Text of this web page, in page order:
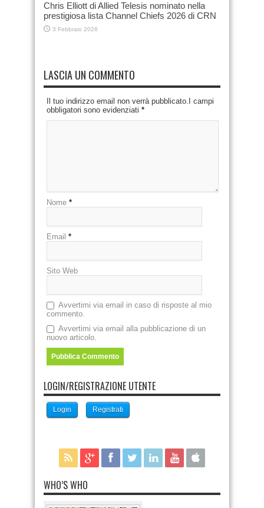
Chris Elliott di Allied Telesis nominato nella
prestigiosa lista Channel Chiefs 2026 di CRN
3 Febbraio 2026
LASCIA UN COMMENTO
Il tuo indirizzo email non verrà pubblicato.I campi
obbligatori sono evidenziati *
Nome *
Email *
Sito Web
Avvertimi via email in caso di risposte al mio
commento.
Avvertimi via email alla pubblicazione di un
nuovo articolo.
LOGIN/REGISTRAZIONE UTENTE
Login Registrati
WHO’S WHO